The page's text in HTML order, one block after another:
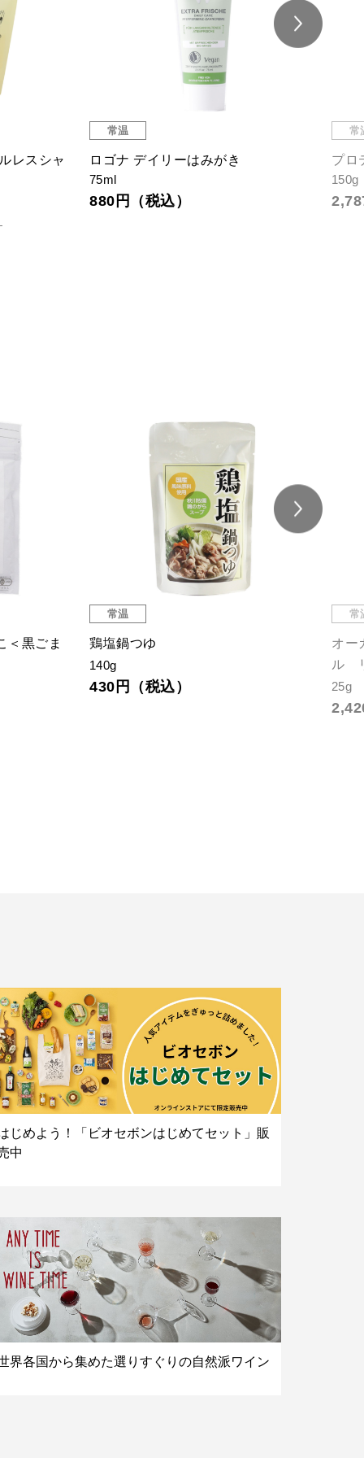
レスシャ
常温
ロゴナ デイリーはみがき
75ml
880円（税込）
常
プロ
150g
＜黒ごま
常温
鶏塩鍋つゆ
140g
430円（税込）
常
オー
ル
25g
じめよう！「ビオセボンはじめてセット」販
中
界各国から集めた選りすぐりの自然派ワイン